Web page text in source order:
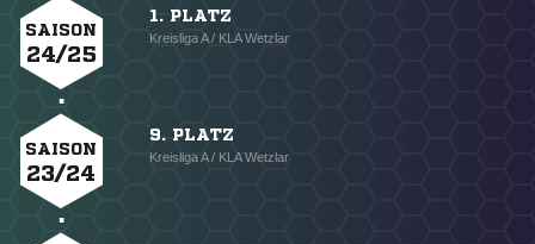
SAISON
24/25
1. PLATZ
Kreisliga A / KLA Wetzlar
SAISON
23/24
9. PLATZ
Kreisliga A / KLA Wetzlar